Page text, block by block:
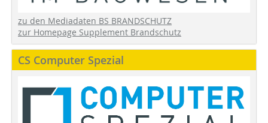
zu den Mediadaten BS BRANDSCHUTZ
zur Homepage Supplement Brandschutz
CS Computer Spezial